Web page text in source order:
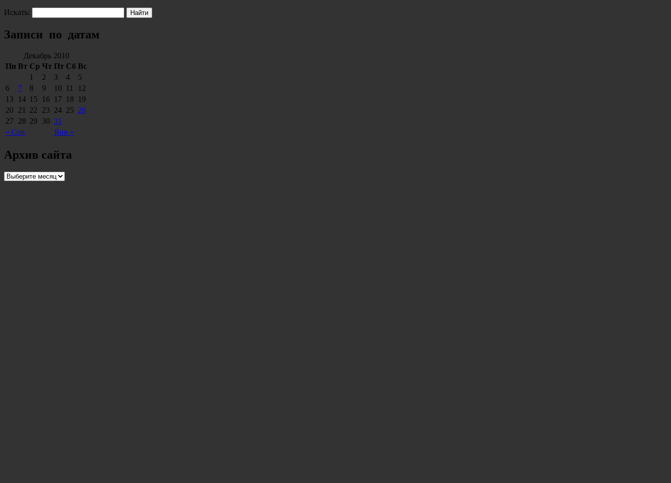
Искать:
Записи по датам
Декабрь 2010
Пн Вт Ср Чт Пт Сб Вс
« Сен Янв »
1 2 3 4
5
6
7 8 9 10 11
12
13
14 15 16 17 18
19
20
21 22 23 24 25 26
27 28 29 30 31
Архив сайта